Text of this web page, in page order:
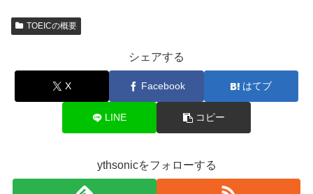
TOEICの概要
シェアする
X Facebook はてブ
LINE コピー
ythsonicをフォローする